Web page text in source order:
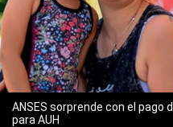
ANSES sorprende con el pago
para AUH